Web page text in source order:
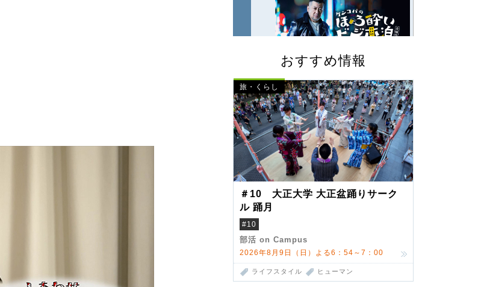
おすすめ情報
旅・くらし
＃10 大正大学 大正盆踊りサーク
ル 踊月
#10
部活 on Campus
2026年8月9日（日）よる6：54～7：00
ライフスタイル ヒューマン